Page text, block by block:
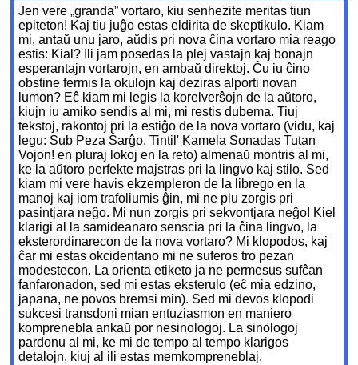
Jen vere „granda” vortaro, kiu senhezite meritas tiun
epiteton! Kaj tiu juĝo estas eldirita de skeptikulo. Kiam
mi, antaŭ unu jaro, aŭdis pri nova ĉina vortaro mia reago
estis: Kial? Ili jam posedas la plej vastajn kaj bonajn
esperantajn vortarojn, en ambaŭ direktoj. Ĉu iu ĉino
obstine fermis la okulojn kaj deziras alporti novan
lumon? Eĉ kiam mi legis la korelverŝojn de la aŭtoro,
kiujn iu amiko sendis al mi, mi restis dubema. Tiuj
tekstoj, rakontoj pri la estiĝo de la nova vortaro (vidu, kaj
legu: Sub Peza Ŝarĝo, Tintil' Kamela Sonadas Tutan
Vojon! en pluraj lokoj en la reto) almenaŭ montris al mi,
ke la aŭtoro perfekte majstras pri la lingvo kaj stilo. Sed
kiam mi vere havis ekzempleron de la librego en la
manoj kaj iom trafoliumis ĝin, mi ne plu zorgis pri
pasintjara neĝo. Mi nun zorgis pri sekvontjara neĝo! Kiel
klarigi al la samideanaro senscia pri la ĉina lingvo, la
eksterordinarecon de la nova vortaro? Mi klopodos, kaj
ĉar mi estas okcidentano mi ne suferos tro pezan
modestecon. La orienta etiketo ja ne permesus sufĉan
fanfaronadon, sed mi estas eksterulo (eĉ mia edzino,
japana, ne povos bremsi min). Sed mi devos klopodi
sukcesi transdoni mian entuziasmon en maniero
komprenebla ankaŭ por nesinologoj. La sinologoj
pardonu al mi, ke mi de tempo al tempo klarigos
detalojn, kiuj al ili estas memkompreneblaj.